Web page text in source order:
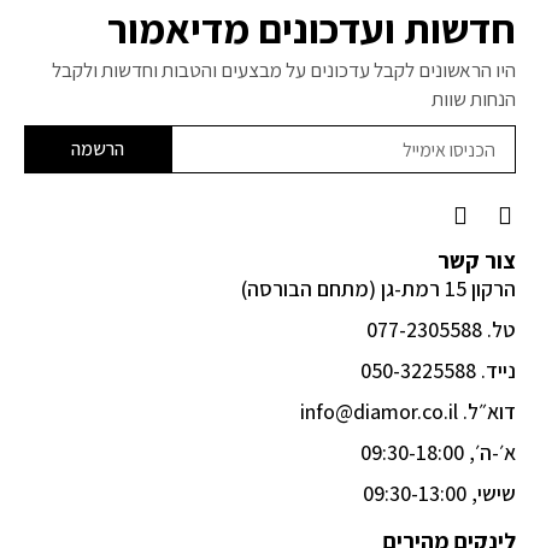
חדשות ועדכונים מדיאמור
היו הראשונים לקבל עדכונים על מבצעים והטבות וחדשות ולקבל
הנחות שוות
הרשמה
F
a
c
e
b
o
o
k
f
I
n
s
t
a
g
r
a
צור קשר
הרקון 15 רמת-גן (מתחם הבורסה)
טל. 077-2305588
נייד. 050-3225588
דוא״ל. info@diamor.co.il
א׳-ה׳, 09:30-18:00
שישי, 09:30-13:00
לינקים מהירים